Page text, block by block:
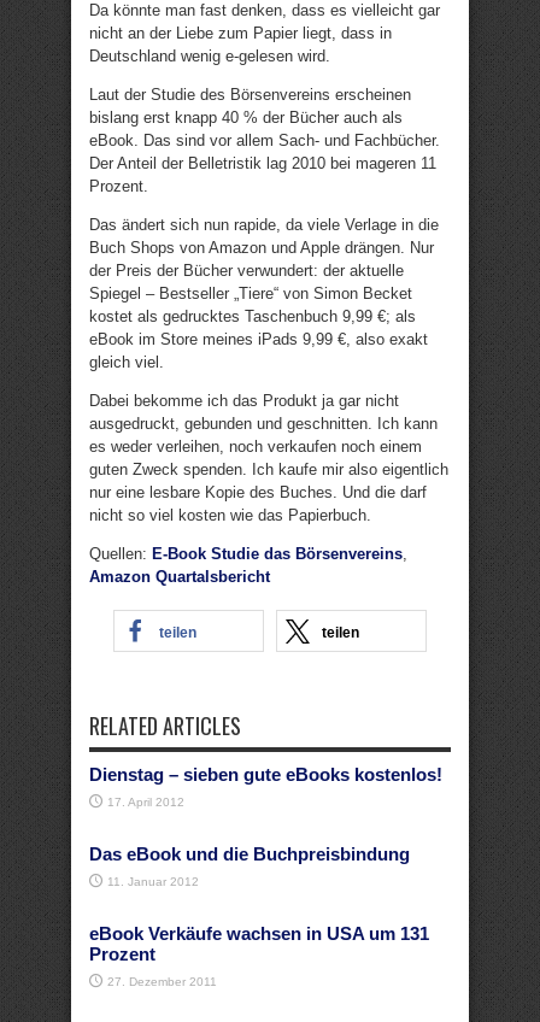
Da könnte man fast denken, dass es vielleicht gar
nicht an der Liebe zum Papier liegt, dass in
Deutschland wenig e-gelesen wird.
Laut der Studie des Börsenvereins erscheinen
bislang erst knapp 40 % der Bücher auch als
eBook. Das sind vor allem Sach- und Fachbücher.
Der Anteil der Belletristik lag 2010 bei mageren 11
Prozent.
Das ändert sich nun rapide, da viele Verlage in die
Buch Shops von Amazon und Apple drängen. Nur
der Preis der Bücher verwundert: der aktuelle
Spiegel – Bestseller „Tiere“ von Simon Becket
kostet als gedrucktes Taschenbuch 9,99 €; als
eBook im Store meines iPads 9,99 €, also exakt
gleich viel.
Dabei bekomme ich das Produkt ja gar nicht
ausgedruckt, gebunden und geschnitten. Ich kann
es weder verleihen, noch verkaufen noch einem
guten Zweck spenden. Ich kaufe mir also eigentlich
nur eine lesbare Kopie des Buches. Und die darf
nicht so viel kosten wie das Papierbuch.
Quellen: E-Book Studie das Börsenvereins,
Amazon Quartalsbericht
teilen teilen
RELATED ARTICLES
Dienstag – sieben gute eBooks kostenlos!
17. April 2012
Das eBook und die Buchpreisbindung
11. Januar 2012
eBook Verkäufe wachsen in USA um 131
Prozent
27. Dezember 2011